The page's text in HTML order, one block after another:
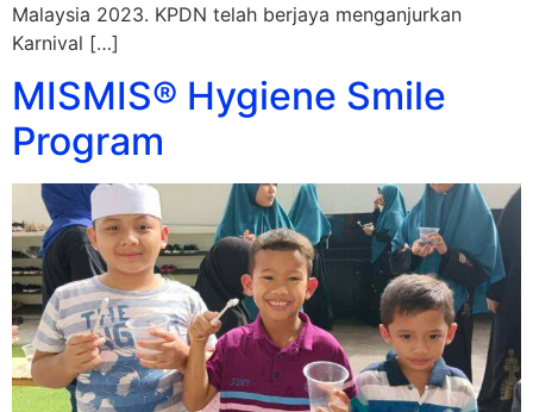
Malaysia 2023. KPDN telah berjaya menganjurkan
Karnival […]
MISMIS® Hygiene Smile
Program